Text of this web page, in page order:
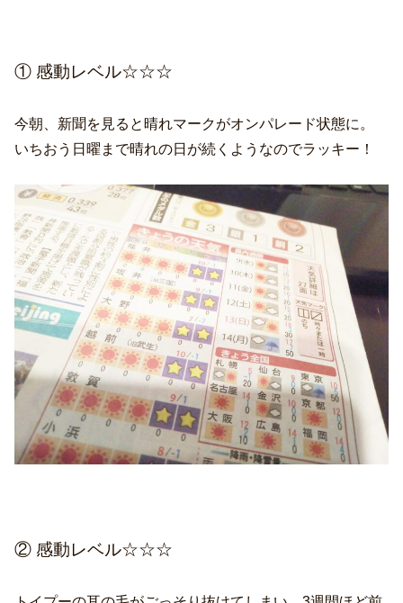
① 感動レベル☆☆☆
今朝、新聞を見ると晴れマークがオンパレード状態に。
いちおう日曜まで晴れの日が続くようなのでラッキー！
② 感動レベル☆☆☆